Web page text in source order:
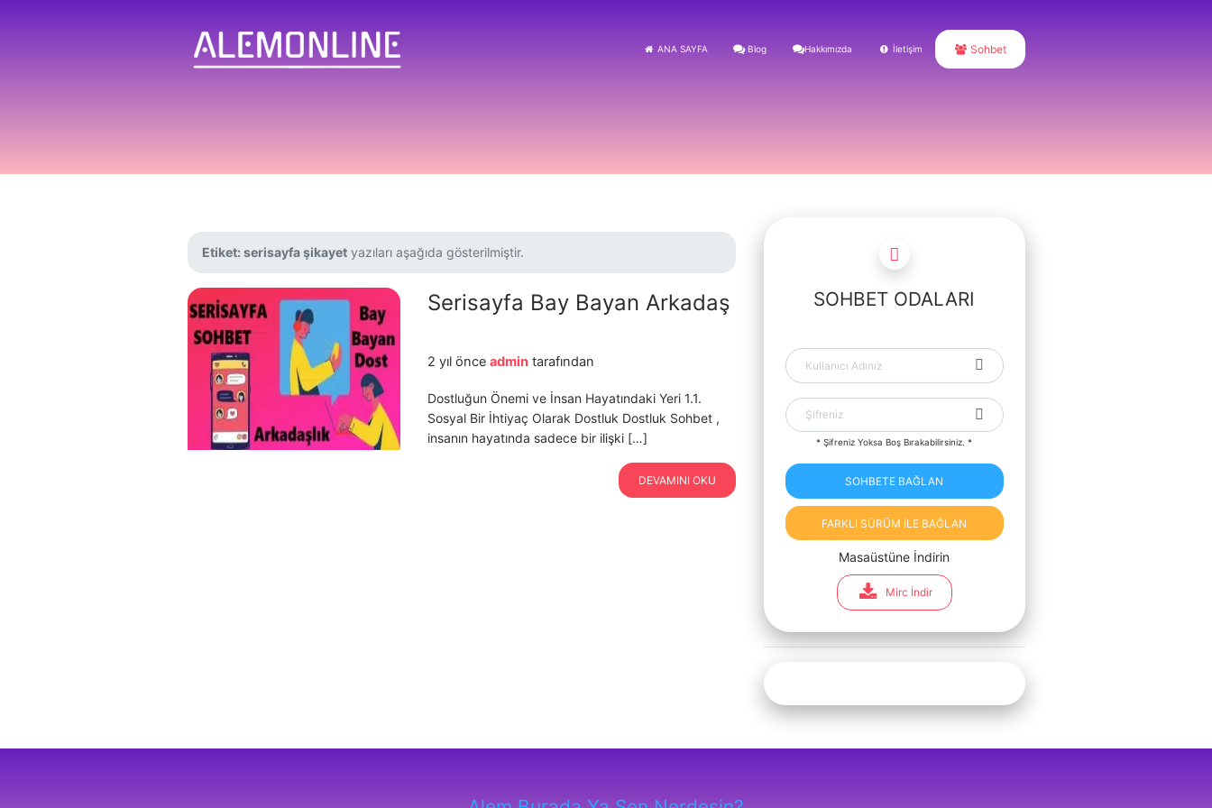
ANA SAYFA Blog Hakkımızda İletişim Sohbet
Etiket: serisayfa şikayet yazıları aşağıda gösterilmiştir.
Serisayfa Bay Bayan Arkadaş
2 yıl önce admintarafından
Dostluğun Önemi ve İnsan Hayatındaki Yeri 1.1.
Sosyal Bir İhtiyaç Olarak Dostluk Dostluk Sohbet ,
insanın hayatında sadece bir ilişki […]
DEVAMINI OKU
SOHBET ODALARI
* Şifreniz Yoksa Boş Bırakabilirsiniz. *
SOHBETE BAĞLAN
FARKLI SÜRÜM İLE BAĞLAN
Masaüstüne İndirin
Mirc İndir